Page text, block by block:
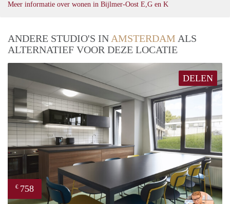
Meer informatie over wonen in Bijlmer-Oost E,G en K
ANDERE STUDIO'S INAMSTERDAM ALS
ALTERNATIEF VOOR DEZE LOCATIE
DELEN
€ 758